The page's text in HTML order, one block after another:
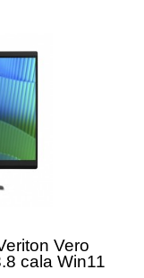
Vero
cala Win11